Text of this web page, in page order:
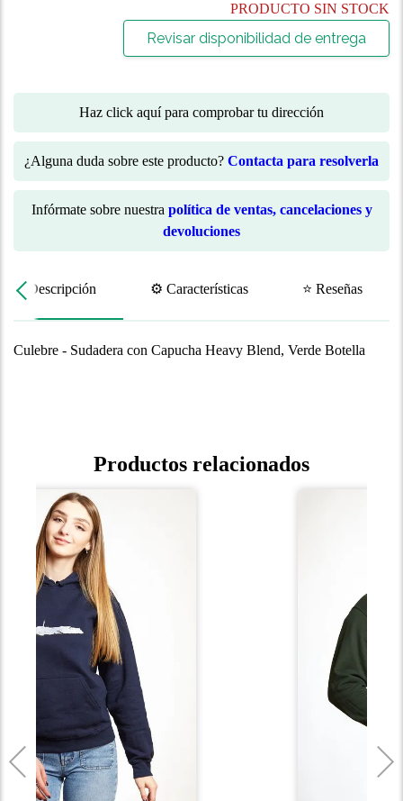
PRODUCTO SIN STOCK
Revisar disponibilidad de entrega
Haz click aquí para comprobar tu dirección
¿Alguna duda sobre este producto? Contacta para resolverla
Infórmate sobre nuestra política de ventas, cancelaciones y
devoluciones
📝 Descripción ⚙️ Características ⭐ Reseñas
Culebre - Sudadera con Capucha Heavy Blend, Verde Botella
Productos relacionados